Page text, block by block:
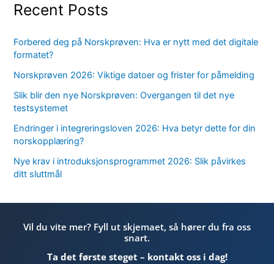
Recent Posts
Forbered deg på Norskprøven: Hva er nytt med det digitale
formatet?
Norskprøven 2026: Viktige datoer og frister for påmelding
Slik blir den nye Norskprøven: Overgangen til det nye
testsystemet
Endringer i integreringsloven 2026: Hva betyr dette for din
norskopplæring?
Nye krav i introduksjonsprogrammet 2026: Slik påvirkes
ditt sluttmål
Vil du vite mer? Fyll ut skjemaet, så hører du fra oss
snart.
Ta det første steget – kontakt oss i dag!